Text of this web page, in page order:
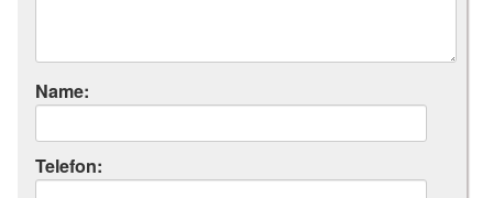
Name:
Telefon: